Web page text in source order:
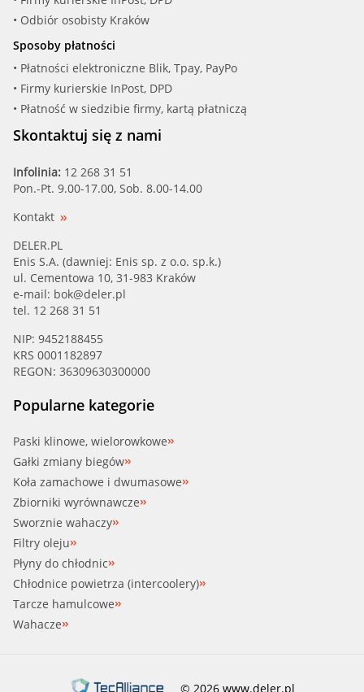
• Odbiór osobisty Kraków
Sposoby płatności
• Płatności elektroniczne Blik, Tpay, PayPo
• Firmy kurierskie InPost, DPD
• Płatność w siedzibie firmy, kartą płatniczą
Skontaktuj się z nami
Infolinia: 12 268 31 51
Pon.-Pt. 9.00-17.00, Sob. 8.00-14.00
Kontakt
DELER.PL
Enis S.A. (dawniej: Enis sp. z o.o. sp.k.)
ul. Cementowa 10, 31-983 Kraków
e-mail: bok@deler.pl
tel. 12 268 31 51
NIP: 9452188455
KRS 0001182897
REGON: 36309630300000
Popularne kategorie
Paski klinowe, wielorowkowe
Gałki zmiany biegów
Koła zamachowe i dwumasowe
Zbiorniki wyrównawcze
Sworznie wahaczy
Filtry oleju
Płyny do chłodnic
Chłodnice powietrza (intercoolery)
Tarcze hamulcowe
Wahacze
© 2026 www.deler.pl